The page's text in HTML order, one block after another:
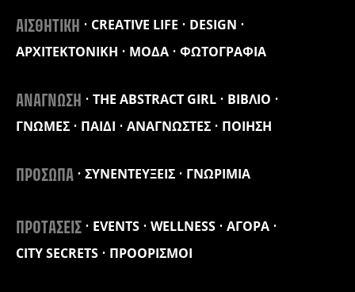
ΑΙΣΘΗΤΙΚΗ CREATIVE LIFE
DESIGN
ΑΡΧΙΤΕΚΤΟΝΙΚΗ
ΜΟΔΑ ΦΩΤΟΓΡΑΦΙΑ
ΑΝΑΓΝΩΣΗ THE ABSTRACT GIRL
ΒΙΒΛΙΟ
ΓΝΩΜΕΣ
ΠΑΙΔΙ ΑΝΑΓΝΩΣΤΕΣ ΠΟΙΗΣΗ
ΠΡΟΣΩΠΑ ΣΥΝΕΝΤΕΥΞΕΙΣ ΓΝΩΡΙΜΙΑ
ΠΡΟΤΑΣΕΙΣ EVENTS WELLNESS
ΑΓΟΡΑ
CITY SECRETS
ΠΡΟΟΡΙΣΜΟΙ